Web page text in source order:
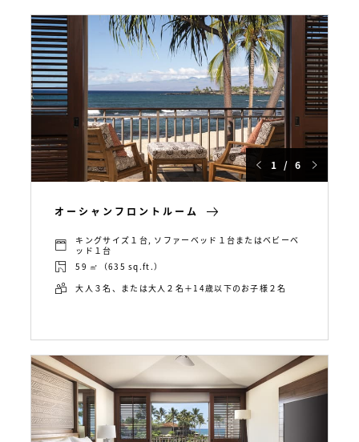
1 / 6
オーシャンフロントルーム
キングサイズ１台, ソファーベッド１台またはベビーベ
ッド１台
59 ㎡（635 sq.ft.）
大人３名、または大人２名＋14歳以下のお子様２名